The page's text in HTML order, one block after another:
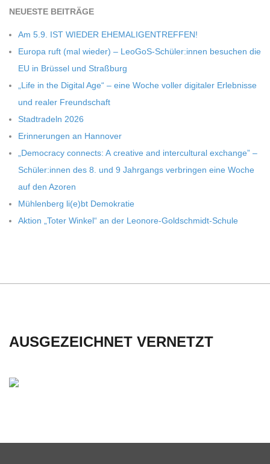
M
I
D
T
-
S
C
U
E
NEU­ESTE BEITRÄGE
Am 5.9. IST WIEDER EHEMALIGENTREFFEN!
Europa ruft (mal wie­der) – LeoGoS-Schüler:innen besu­chen die
EU in Brüs­sel und Straßburg
„Life in the Digi­tal Age“ – eine Woche vol­ler digi­ta­ler Erleb­nisse
und rea­ler Freundschaft
Stadt­ra­deln 2026
Erin­ne­run­gen an Hannover
„Demo­cracy con­nects: A crea­tive and inter­cul­tu­ral exch­ange” –
Schüler:innen des 8. und 9 Jahr­gangs ver­brin­gen eine Woche
auf den Azoren
Müh­len­berg li(e)bt Demokratie
Aktion „Toter Win­kel“ an der Leonore-Goldschmidt-Schule
AUSGEZEICHNET VERNETZT